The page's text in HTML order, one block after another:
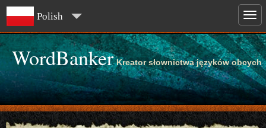
Polish
WordBanker Kreator słownictwa języków obcych